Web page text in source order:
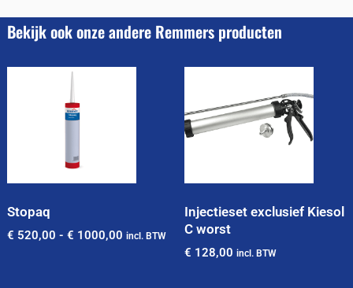
Bekijk ook onze andere Remmers producten
Stopaq
€ 520,00 - € 1000,00 incl. BTW
Injectieset exclusief Kiesol
C worst
€ 128,00 incl. BTW